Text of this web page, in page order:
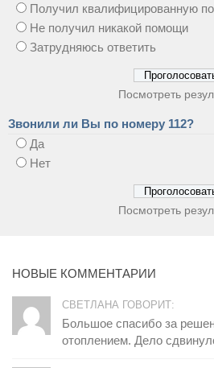
Получил квалифицированную
Не получил никакой помощи
Затрудняюсь ответить
Посмотреть
Звонили ли Вы по номеру 112?
Да
Нет
Посмотреть
НОВЫЕ КОММЕНТАРИИ
СВЕТЛАНА ГОВОРИТ:
Большое спасибо за
отоплением. Дело